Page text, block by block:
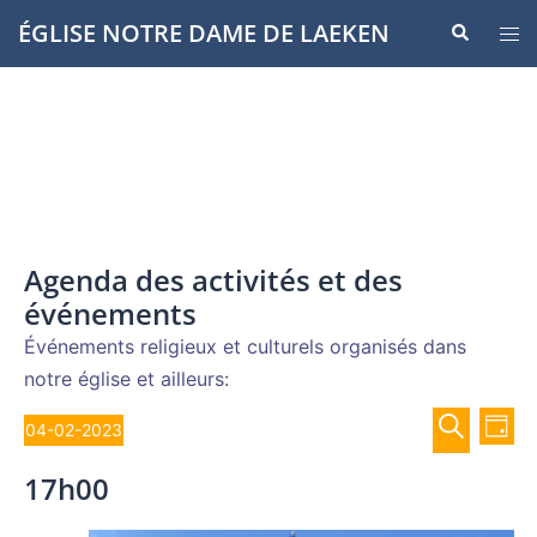
Aller
auÉGLISE NOTRE DAME DE LAEKEN
le
Agenda des activités et des
événements
Événements religieux et culturels organisés dans
notre église et ailleurs:
Évènements
for
et
de
de
JOUR
04-02-2023
une
17h00